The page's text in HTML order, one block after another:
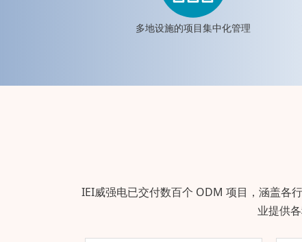
多地设施的项目集中化管理
IEI威强电已交付数百个 ODM 项目，涵盖各
业提供